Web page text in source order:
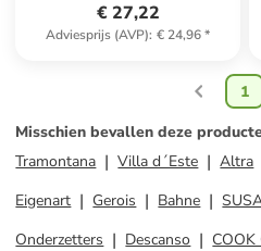
€ 27,22
Adviesprijs (AVP): € 24,96*
1
Misschien bevallen deze
Tramontana
Villa d´Este Altra
Eigenart
Gerois Bahne
Onderzetters
Descanso COOK